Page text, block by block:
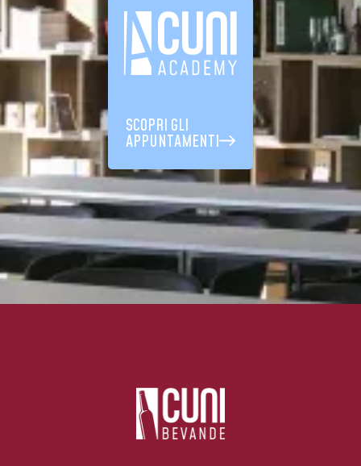
SCOPRI GLI
APPUNTAMENTI